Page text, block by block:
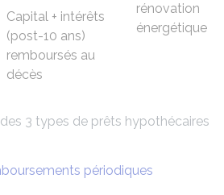
3 types de prêts hypothécaires
Capital + intérêts
(post-10 ans)
remboursés au
décès
rénovation
énergétique
périodiques